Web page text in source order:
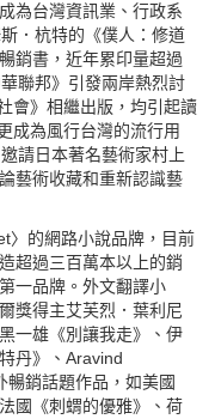
為台灣資訊業、行政系
．杭特的《僕人：修道
銷書，近年累印量超過
聯邦》引發兩岸熱烈討
會》相繼出版，均引起讀
成為風行台灣的流行用
請日本著名藝術家村上
藝術收藏和重新認識藝
〉的網路小說品牌，目前
超過三百萬本以上的銷
一品牌。外文翻譯小
獎得主艾芙烈．葉利尼
一雄《別讓我走》、伊
丹》、Aravind
銷話題作品，如美國
國《刺蝟的優雅》、荷